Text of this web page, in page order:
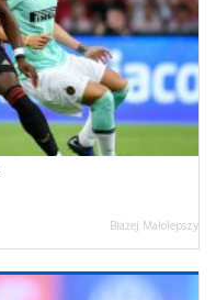
Błażej Małolepszy